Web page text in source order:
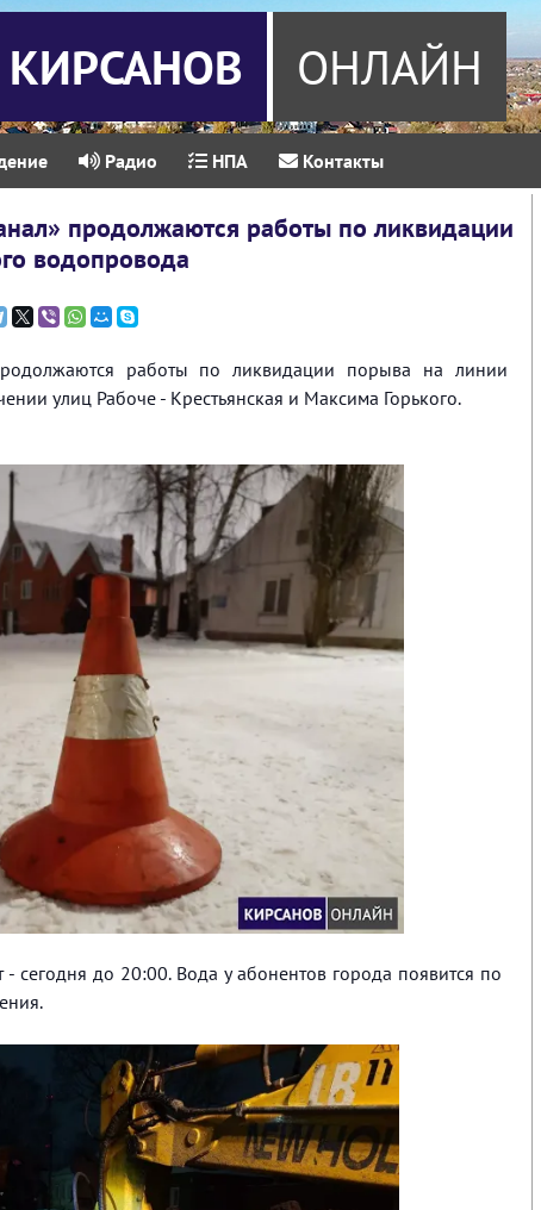
КИРСАНОВ ОНЛАЙН
Радио НПА Контакты
продолжаются работы по ликвидации
водопровода
работы по ликвидации порыва на линии
улиц Рабоче - Крестьянская и Максима Горького.
сегодня до 20:00. Вода у абонентов города появится по